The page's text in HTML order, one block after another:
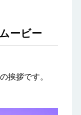
ービー
挨拶です。